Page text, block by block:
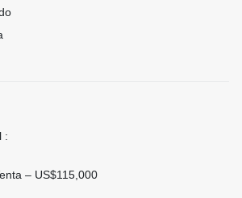
:
– US$115,000